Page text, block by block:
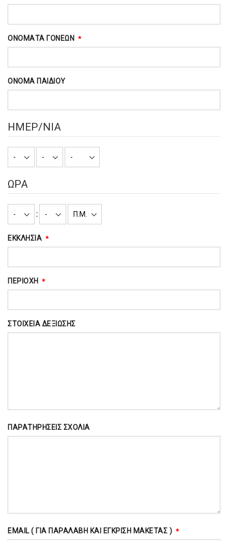
ΟΝΟΜΑΤΑ ΓΟΝΕΩΝ
ΟΝΟΜΑ ΠΑΙΔΙΟΥ
ΗΜΕΡ/ΝΙΑ
ΩΡΑ
:
ΕΚΚΛΗΣΙΑ
ΠΕΡΙΟΧΗ
ΣΤΟΙΧΕΙΑ ΔΕΞΙΩΣΗΣ
ΠΑΡΑΤΗΡΗΣΕΙΣ ΣΧΟΛΙΑ
EMAIL ( ΓΙΑ ΠΑΡΑΛΑΒΉ ΚΑΙ ΈΓΚΡΙΣΗ ΜΑΚΈΤΑΣ )